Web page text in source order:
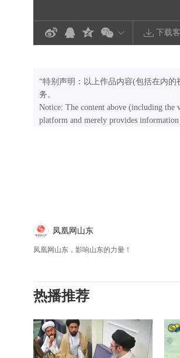
下载
“特别声明：以上作品内容(包括在内
务。
Notice: The content above (including the
platform and merely provides information
凤凰网山东
凤凰网山东，影响山东的力量！
热播推荐